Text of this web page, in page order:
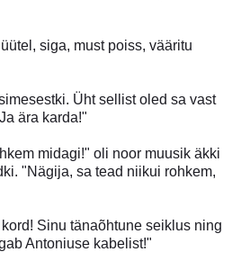
siga, must poiss, vääritu
Üht sellist oled sa vast
ära karda!"
midagi!" oli noor muusik äkki
"Nägija, sa tead niikui rohkem,
Sinu tänaõhtune seiklus ning
Antoniuse kabelist!"